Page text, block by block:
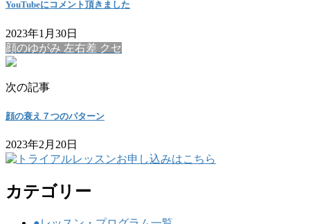
YouTubeにコメント頂きました
2023年1月30日
顔のゆがみ 左右差 クセ
次の記事
顔の衰え７つのパターン
2023年2月20日
カテゴリー